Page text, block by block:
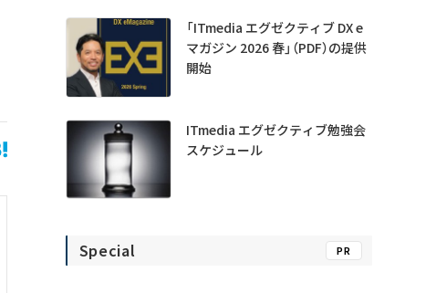
「ITmedia エグゼクティブ DX e
マガジン 2026 春」（PDF）の提供
開始
ITmedia エグゼクティブ勉強会
スケジュール
Special PR